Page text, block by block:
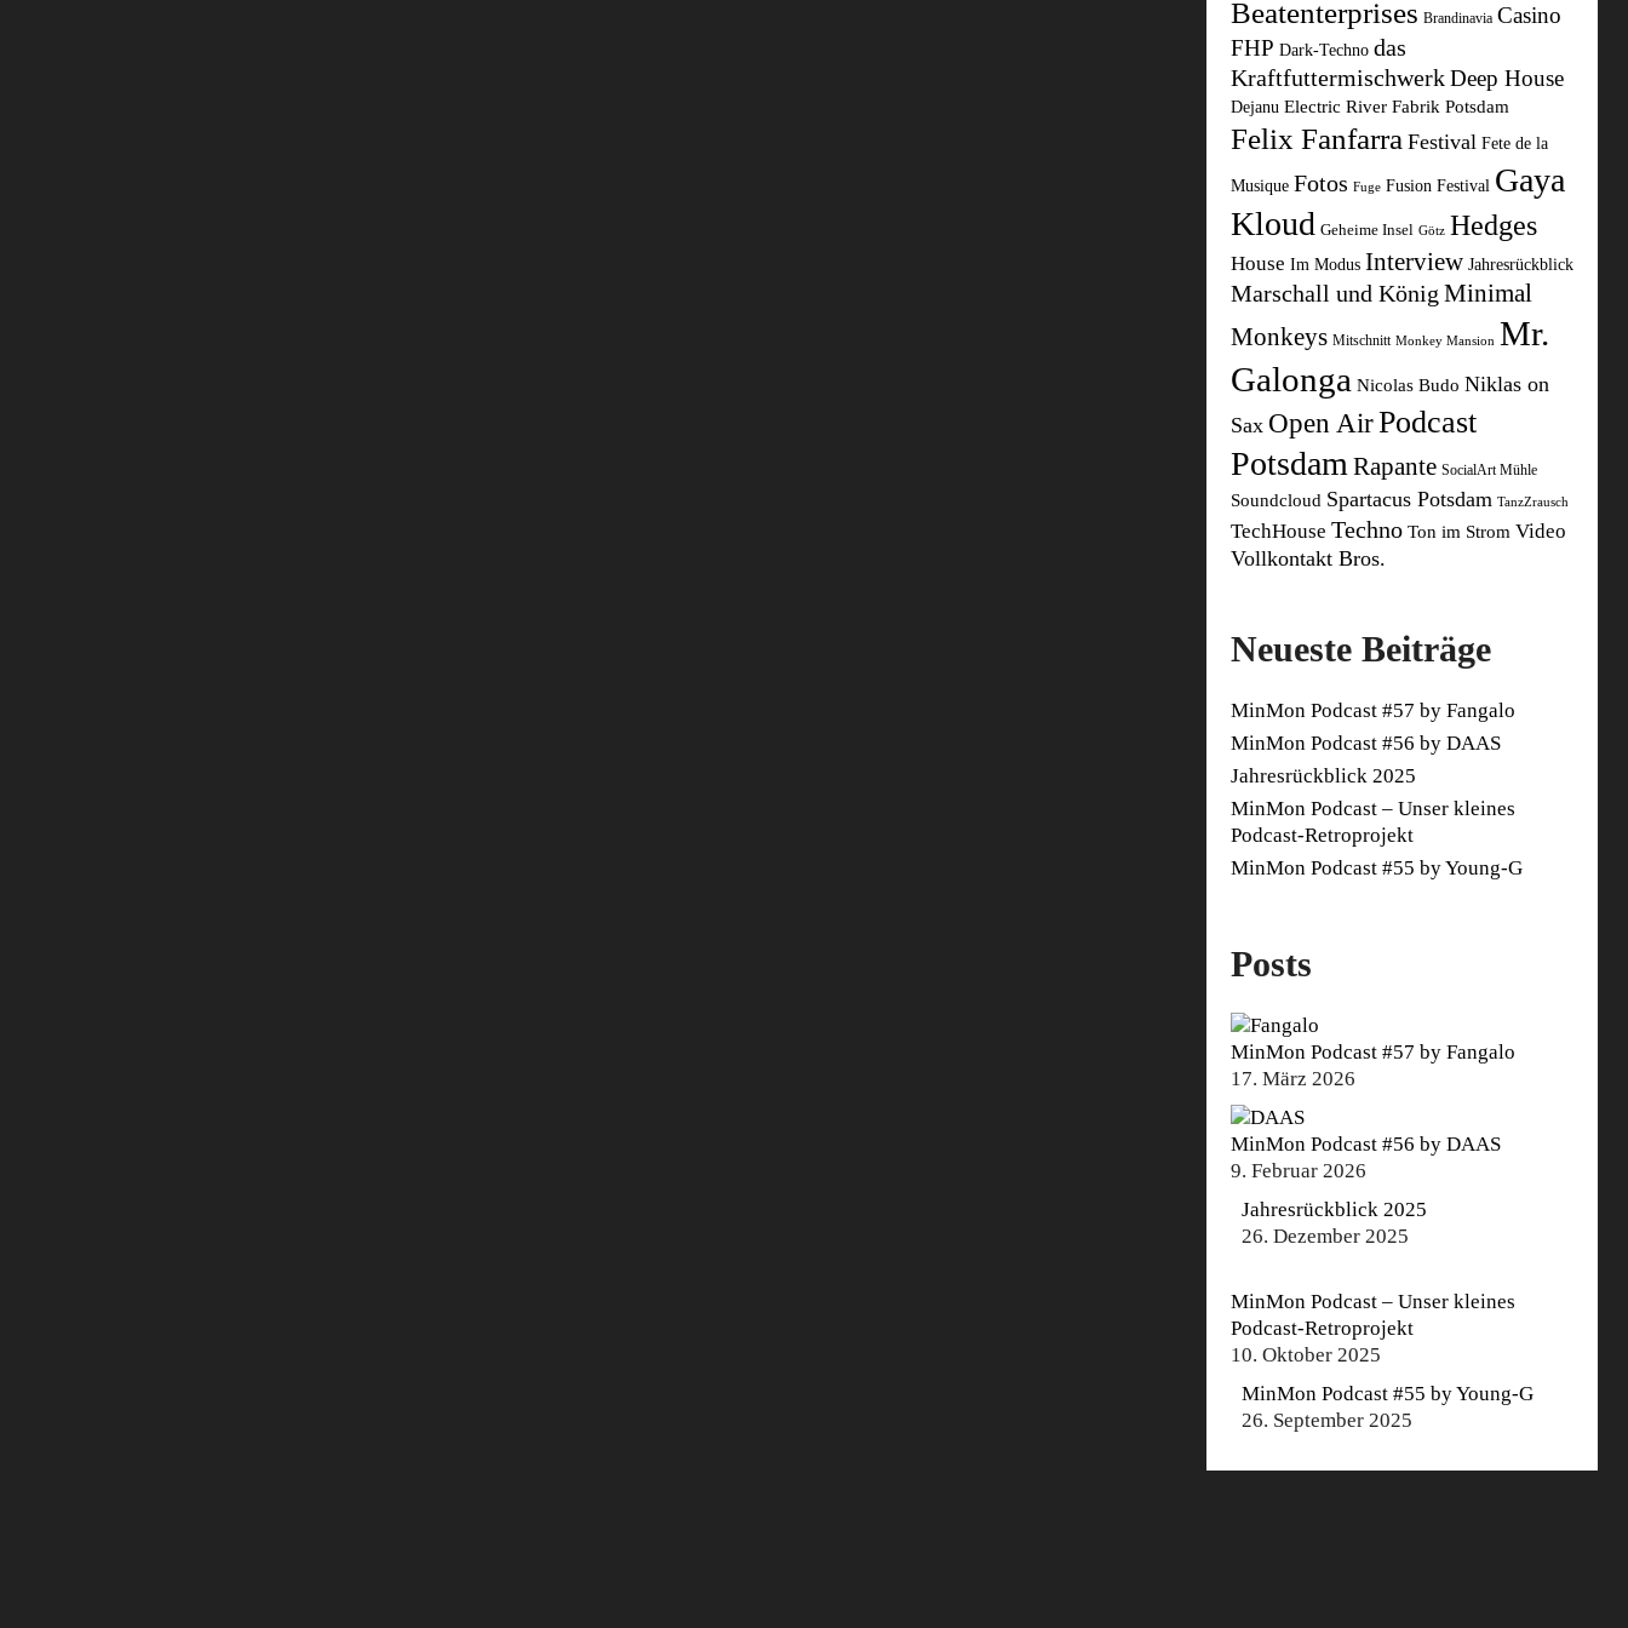
Beatenterprises Brandinavia Casino
FHP Dark-Techno das
Kraftfuttermischwerk Deep House
Dejanu Electric River Fabrik Potsdam
Felix Fanfarra Festival Fete de la
Musique Fotos Fuge Fusion Festival Gaya
Kloud Geheime Insel Götz Hedges
House Im Modus Interview Jahresrückblick
Marschall und König Minimal
Monkeys Mitschnitt Monkey Mansion Mr.
Galonga Nicolas Budo Niklas on
Sax Open AirPodcast
Potsdam Rapante SocialArt Mühle
Soundcloud Spartacus Potsdam TanzZrausch
TechHouse Techno Ton im Strom Video
Vollkontakt Bros.
Neueste Beiträge
MinMon Podcast #57 by Fangalo
MinMon Podcast #56 by DAAS
Jahresrückblick 2025
MinMon Podcast – Unser kleines
Podcast-Retroprojekt
MinMon Podcast #55 by Young-G
Posts
MinMon Podcast #57 by Fangalo
17. März 2026
MinMon Podcast #56 by DAAS
9. Februar 2026
Jahresrückblick 2025
26. Dezember 2025
MinMon Podcast – Unser kleines
Podcast-Retroprojekt
10. Oktober 2025
MinMon Podcast #55 by Young-G
26. September 2025